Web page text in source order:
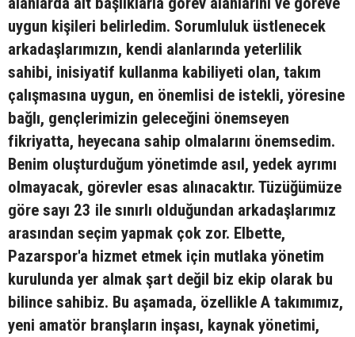
uygun kişileri belirledim. Sorumluluk üstlenecek
arkadaşlarımızın, kendi alanlarında yeterlilik
sahibi, inisiyatif kullanma kabiliyeti olan, takım
çalışmasına uygun, en önemlisi de istekli, yöresine
bağlı, gençlerimizin geleceğini önemseyen
fikriyatta, heyecana sahip olmalarını önemsedim.
Benim oluşturduğum yönetimde asıl, yedek ayrımı
olmayacak, görevler esas alınacaktır. Tüzüğümüze
göre sayı 23 ile sınırlı olduğundan arkadaşlarımız
arasından seçim yapmak çok zor. Elbette,
Pazarspor'a hizmet etmek için mutlaka yönetim
kurulunda yer almak şart değil biz ekip olarak bu
bilince sahibiz. Bu aşamada, özellikle A takımımız,
yeni amatör branşların inşası, kaynak yönetimi,